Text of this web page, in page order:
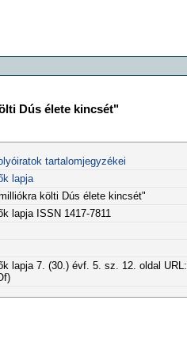
Dús élete kincsét"
tartalomjegyzékei
lapja
költi Dús élete kincsét"
lapja ISSN 1417-7811
lapja 7. (30.) évf. 5. sz. 12. oldal URL: